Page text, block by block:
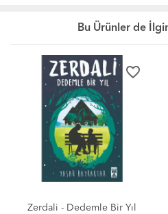
Bu Ürünler de
favorite_border
Zerdali - Dedemle Bir Yıl